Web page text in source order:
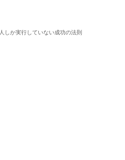
しか実行していない成功の法則